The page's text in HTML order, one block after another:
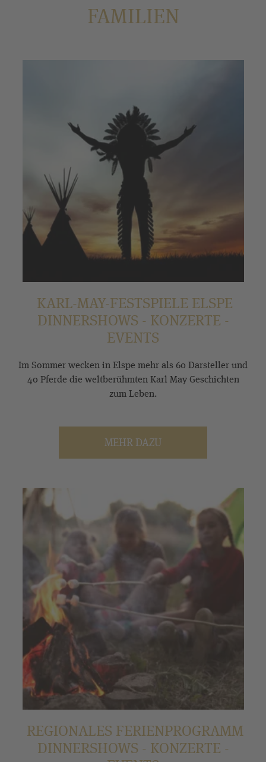
FAMILIEN
KARL-MAY-FESTSPIELE ELSPE
DINNERSHOWS - KONZERTE -
EVENTS
Im Sommer wecken in Elspe mehr als 60 Darsteller und
40 Pferde die weltberühmten Karl May Geschichten
zum Leben.
MEHR DAZU
REGIONALES FERIENPROGRAMM
DINNERSHOWS - KONZERTE -